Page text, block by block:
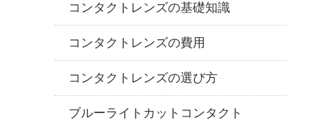
コンタクトレンズの基礎知識
コンタクトレンズの費用
コンタクトレンズの選び方
ブルーライトカットコンタクト